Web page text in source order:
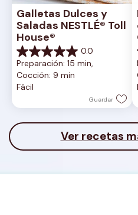
Galletas Dulces y
Saladas NESTLÉ® Toll
House®
0.0
0.0
de
5
estrellas.
Preparación: 15 min,
Cocción: 9 min
Fácil
Guardar
Ver recetas